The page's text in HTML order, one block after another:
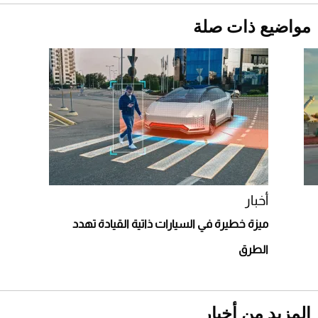
أغلى 10 عطور في العالم للرجال تمنحك فخامة
استثنائية
Comeback" في جدة (فيديو)
2026-07-25
"بوجاتي ميسترال" الاستثنائية للبيع في مزاد
مونتيري
2026-07-23
مواضيع ذات صلة
أخبار
ميزة خطيرة في السيارات ذاتية القيادة تهدد
الطرق
المزيد من أخبار